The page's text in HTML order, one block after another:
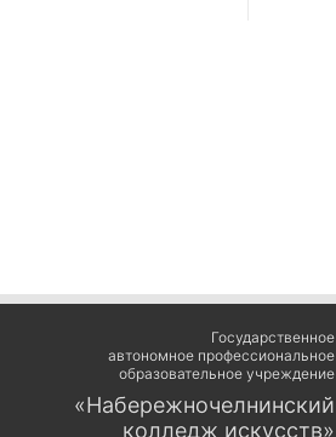
Государственное
автономное профессиональное
образовательное учреждение
«Набережночелнинский
колледж искусств»